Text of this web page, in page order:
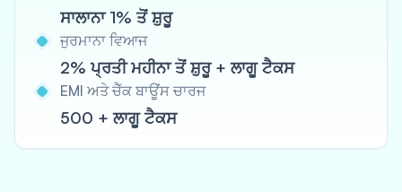
ਸਾਲਾਨਾ 1% ਤੋਂ ਸ਼ੁਰੂ
ਜੁਰਮਾਨਾ ਵਿਆਜ
2% ਪ੍ਰਤੀ ਮਹੀਨਾ ਤੋਂ ਸ਼ੁਰੂ + ਲਾਗੂ ਟੈਕਸ
EMI ਅਤੇ ਚੈੱਕ ਬਾਊਂਸ ਚਾਰਜ
500 + ਲਾਗੂ ਟੈਕਸ